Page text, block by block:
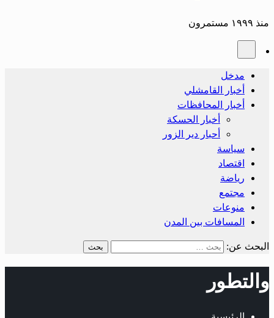
منذ ١٩٩٩ مستمرون
مدخل
أخبار القامشلي
أخبار المحافظات
أخبار الحسكة
أحبار دير الزور
سياسة
اقتصاد
رياضة
مجتمع
منوعات
المسافات بين المدن
البحث عن:
والتطور